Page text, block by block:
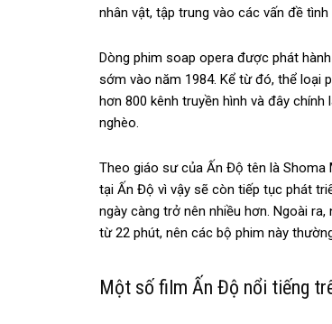
nhân vật, tập trung vào các vấn đề tình
Dòng phim soap opera được phát
sớm vào năm 1984. Kể từ đó, thể loại
hơn 800 kênh truyền hình và đây
nghèo.
Theo giáo sư của Ấn Độ tên là Shoma
tại Ấn Độ vì vậy sẽ còn tiếp tục phát
ngày càng trở nên nhiều hơn. Ngoài
từ 22 phút, nên các bộ phim này
Một số film Ấn Độ nổi tiếng